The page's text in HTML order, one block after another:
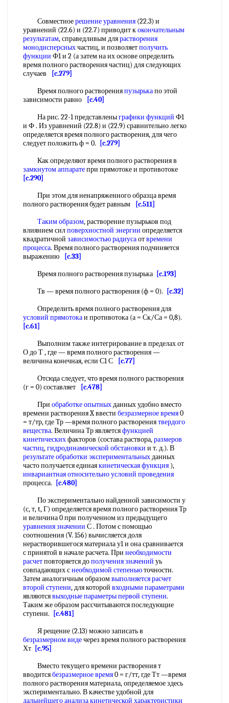
Совместноерешение уравнения (22.3) и
уравнений (22.6) и (22.7) приводит кокончательным
результатам, справедливым длярастворения
монодисперсныхчастиц, и позволяетполучить
функции Ф1 и 2 (а затем на их основе определить
время полного растворения частиц) для следующих
случаев
[c.279]
Время полного растворенияпузырькапо этой
зависимости равно
[c.40]
На рис. 22-1 представленыграфики функций Ф1
и Ф . Из уравнений (22.8) и (22.9) сравнительно легко
определяется время полного растворения, для чего
следует положить ф = 0.
[c.279]
Как определяют время полного растворения в
замкнутом аппаратепри прямотоке и противотоке
[c.290]
При этом для ненапряженного образца время
полного растворения будет равным
[c.511]
Таким образом, растворение пузырьков под
влиянием силповерхностной энергии определяется
квадратичной зависимостью радиусаотвремени
процесса. Время полного растворения подчиняется
выражению
[c.33]
Время полного растворения пузырька [c.193]
Тв — время полного растворения (ф = 0).
[c.32]
Определить время полного растворения для
условий прямотокаи противотока (а = Ск/Са = 0,8).
[c.61]
Выполним также интегрирование в пределах от
О до Т , где — время полного растворения —
величина конечная, если С1 С
[c.77]
Отсюда следует, что время полного растворения
(г = 0) составляет
[c.478]
При обработке опытныхданных удобно вместо
времени растворения X ввести безразмерное время0
= т/тр, где Тр —время полного растворениятвердого
вещества. Величина Тр являетсяфункцией
кинетическихфакторов (состава раствора,размеров
частиц,гидродинамической обстановки и т. д.). В
результате обработки экспериментальныхданных
часто получается единаякинетическая функция ),
инвариантная относительноусловий проведения
процесса.
[c.480]
По экспериментально найденной зависимости у
(с, т, t, Г) определяется время полного растворения Тр
и величина 0 при полученном из предыдущего
уравнения значении С . Потом с помощью
соотношения (V. 156) вычисляется доля
нерастворившегося материала у1 и она сравнивается
с принятой в начале расчета. При необходимости
расчетповторяется дополучения значений уь
совпадающих снеобходимой степеньюточности.
Затем аналогичным образомвыполняется расчет
второй ступени, для которой входными параметрами
являютсявыходные параметрыпервой ступени.
Таким же образом рассчитываются последующие
ступени.
[c.481]
Я рещение (2.13) можно записать в
безразмерном видечерез время полного растворения
Хт [c.95]
Вместо текущего времени растворения т
вводитсябезразмерное время0 = г/тт, где Тт —время
полного растворения материала, определяемое здесь
экспериментально. В качестве удобной для
дальнейшего анализакинетической характеристики